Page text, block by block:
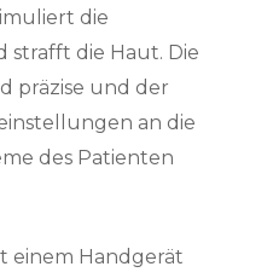
die
die Haut. Die
präzise und der
an die
des Patienten
einem Handgerät